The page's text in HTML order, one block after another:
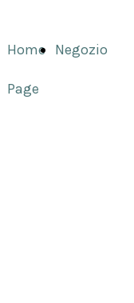
Home
Page
Negozio